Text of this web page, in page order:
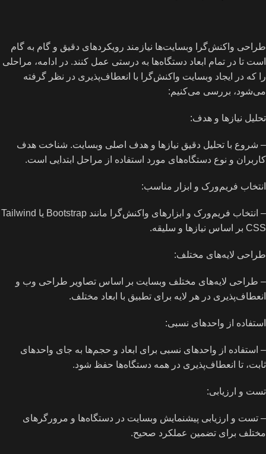
طراحی واکنش‌گرا وبسایت‌ها نیازمند رویکردهای دقیق و گام به گام
است تا در تمام ابعاد دستگاه‌ها به درستی عمل کنند. در ادامه، مراحلی
را که در ایجاد وبسایت واکنش‌گرا با انعطاف‌پذیری در نظر گرفته
می‌شود، بررسی می‌کنیم:
تحلیل نیازها و هدف:
– شروع با تحلیل دقیق نیازها و هدف اصلی وبسایت. شناخت هدف
کاربران و نوع دستگاه‌های مورد استفاده از مراحل ابتدایی است.
انتخاب فریم‌ورک و ابزار مناسب:
– انتخاب فریم‌ورک و ابزارهای واکنش‌گرا مانند Bootstrap یا Tailwind
CSS بر اساس نیازها و سلیقه.
طراحی لایه‌های مختلف:
– طراحی لایه‌های مختلف وبسایت بر اساس تصاویر طراحی وب و
انعطاف‌پذیری در هر لایه برای تطبیق با ابعاد مختلف.
استفاده از واحدهای نسبی:
– استفاده از واحدهای نسبی برای ابعاد و حجم‌ها به جای واحدهای
ثابت، تا انعطاف‌پذیری در همه دستگاه‌ها حفظ شود.
تست و ارزیابی:
– تست و ارزیابی پیشنمایش وبسایت در دستگاه‌ها و مرورگرهای
مختلف برای تضمین عملکرد صحیح.